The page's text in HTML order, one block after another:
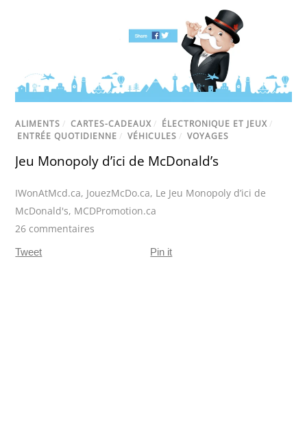
ALIMENTS / CARTES-CADEAUX / ÉLECTRONIQUE ET JEUX /
ENTRÉE QUOTIDIENNE / VÉHICULES / VOYAGES
Jeu Monopoly d’ici de McDonald’s
IWonAtMcd.ca, JouezMcDo.ca, Le Jeu Monopoly d’ici de
McDonald's, MCDPromotion.ca
26 commentaires
Tweet Pin it